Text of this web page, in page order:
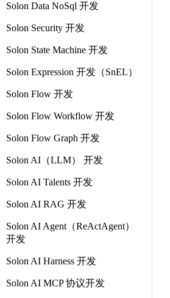
Solon Data NoSql 开发
Solon Security 开发
Solon State Machine 开发
Solon Expression 开发（SnEL）
Solon Flow 开发
Solon Flow Workflow 开发
Solon Flow Graph 开发
Solon AI（LLM） 开发
Solon AI Talents 开发
Solon AI RAG 开发
Solon AI Agent（ReActAgent）
开发
Solon AI Harness 开发
Solon AI MCP 协议开发